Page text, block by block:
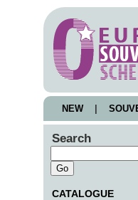
NEW
Search
CATALOGUE